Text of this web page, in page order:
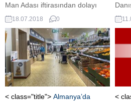
Man Adası iftirasından dolayı
kaybettiği dava için "pabuç
bırakmam" dedi ama sabah
saatlerinde 698 bin lira ödemeye
mahkum edilmişti.
18.07.2018 0
< class="title"> Almanya’da
<